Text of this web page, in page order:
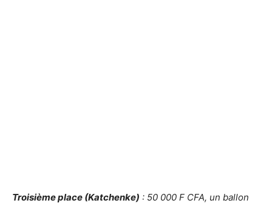
Troisième place (Katchenke) : 50 000 F CFA, un ballon